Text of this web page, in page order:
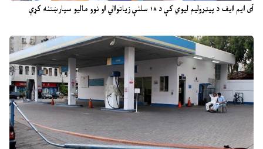
آی ایم ایف د پیټرولیم لیوي کې د ۱۸ سلنې زیاتوالي او نوو مالیو سپارښتنه کړې